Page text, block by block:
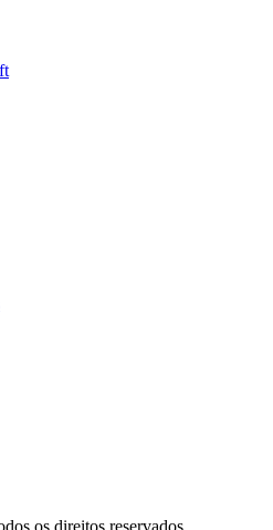
os direitos reservados.